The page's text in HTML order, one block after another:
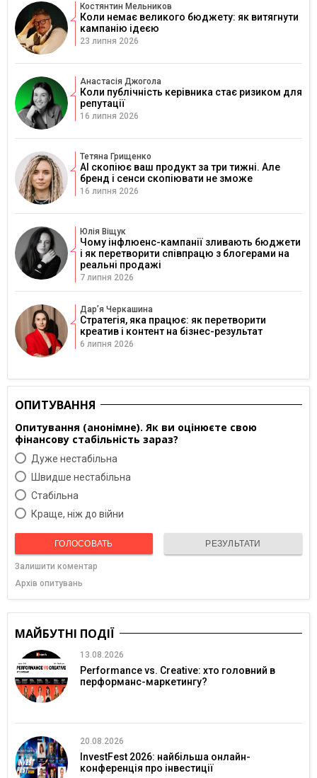
Костянтин Мельников
Коли немає великого бюджету: як витягнути
кампанію ідеєю
23 липня 2026
Анастасія Джогола
Коли публічність керівника стає ризиком для
репутації
16 липня 2026
Тетяна Грищенко
AI скопіює ваш продукт за три тижні. Але
бренд і сенси скопіювати не зможе
16 липня 2026
Юлія Віщук
Чому інфлюенс-кампанії зливають бюджети
і як перетворити співпрацю з блогерами на
реальні продажі
7 липня 2026
Дарʼя Черкашина
Стратегія, яка працює: як перетворити
креатив і контент на бізнес-результат
6 липня 2026
ОПИТУВАННЯ
Опитування (анонімне). Як ви оцінюєте свою
фінансову стабільність зараз?
Дуже нестабільна
Швидше нестабільна
Cтабільна
Краще, ніж до війни
ГОЛОСОВАТЬ РЕЗУЛЬТАТИ
Залишити коментар
Архів опитувань
МАЙБУТНІ ПОДІЇ
13.08.2026
Performance vs. Creative: хто головний в
перформанс-маркетингу?
20.08.2026
InvestFest 2026: найбільша онлайн-
конференція про інвестиції